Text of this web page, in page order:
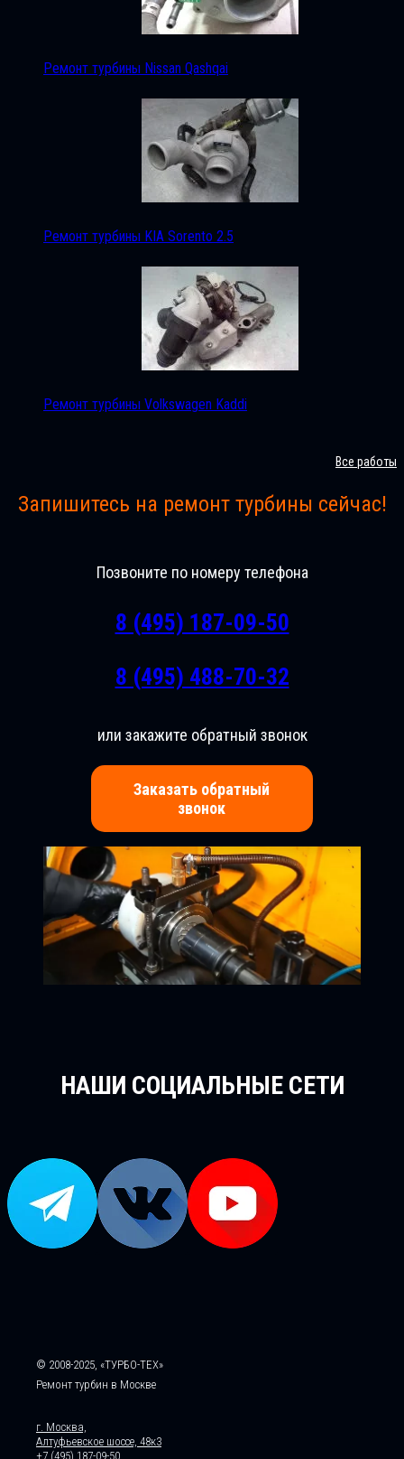
Ремонт турбины Nissan Qashqai
Ремонт турбины KIA Sorento 2.5
Ремонт турбины Volkswagen Kaddi
Все работы
Запишитесь на ремонт турбины сейчас!
Позвоните по номеру телефона
8 (495) 187-09-50
8 (495) 488-70-32
или закажите обратный звонок
Заказать обратный
звонок
НАШИ СОЦИАЛЬНЫЕ СЕТИ
© 2008-2025, «ТУРБО-ТЕХ»
Ремонт турбин в Москве
г. Москва,
Алтуфьевское шоссе, 48к3
+7 (495) 187-09-50